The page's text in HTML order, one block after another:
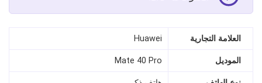
العلامة التجارية Huawei
الموديل Mate 40 Pro